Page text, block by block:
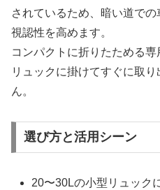
されているため、暗い道で
視認性を高めます。
コンパクトに折りたためる
リュックに掛けてすぐに取
ん。
選び方と活用シーン
20〜30Lの小型リュック